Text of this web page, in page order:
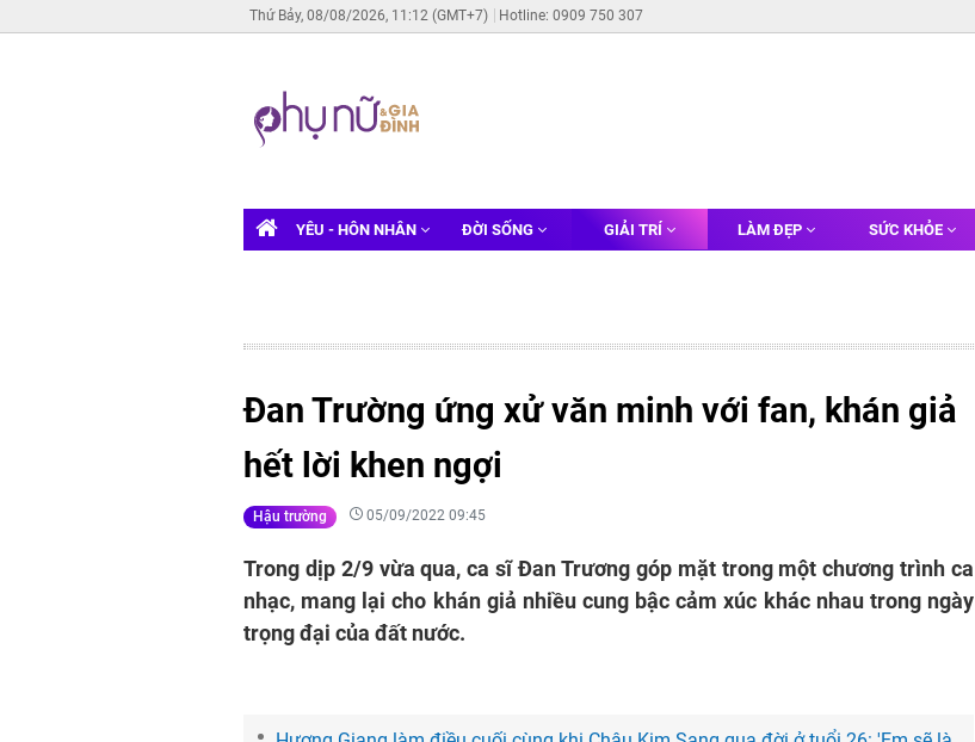
Thứ Bảy, 08/08/2026, 11:12 (GMT+7) Hotline: 0909 750 307
YÊU - HÔN NHÂN ĐỜI SỐNG GIẢI TRÍ LÀM ĐẸP SỨC KHỎE
Đan Trường ứng xử văn minh với fan, khán giả
hết lời khen ngợi
Hậu trường 05/09/2022 09:45
Trong dịp 2/9 vừa qua, ca sĩ Đan Trương góp mặt trong một chương trình ca
nhạc, mang lại cho khán giả nhiều cung bậc cảm xúc khác nhau trong ngày
trọng đại của đất nước.